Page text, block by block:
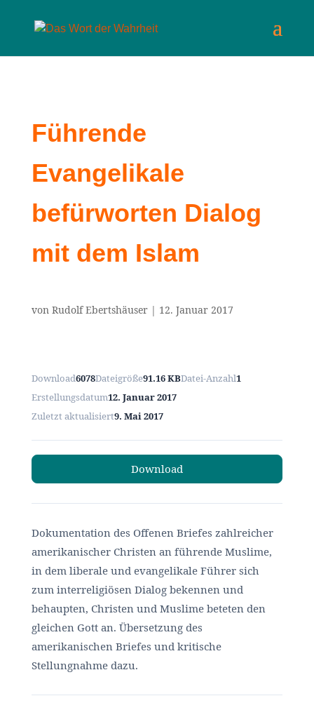
Führende
Evangelikale
befürworten Dialog
mit dem Islam
von Rudolf Ebertshäuser| 12. Januar 2017
Download6078Dateigröße91.16 KBDatei-Anzahl1
Erstellungsdatum12. Januar 2017
Zuletzt aktualisiert9. Mai 2017
Download
Dokumentation des Offenen Briefes zahlreicher
amerikanischer Christen an führende Muslime,
in dem liberale und evangelikale Führer sich
zum interreligiösen Dialog bekennen und
behaupten, Christen und Muslime beteten den
gleichen Gott an. Übersetzung des
amerikanischen Briefes und kritische
Stellungnahme dazu.